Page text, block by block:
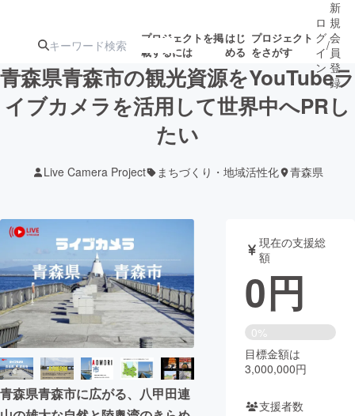
プロジェクトを掲
載するには
はじ
める
プロジェクト
をさがす
注目の新着プロ募集終了が近いプ
テクノロジー・ガジェット
映像・映画 書籍・雑誌
ビジネス・起業 チャレンジ
まちづくり・地域活性化
ロ
グ
イ
ン
/
新
規
会
員
登
録
青森県青森市の観光資源をYouTubeラ
イブカメラを活用して世界中へPRし
たい
Live Camera Project まちづくり・地域活性化 青森県
青森県青森市に広がる、八甲田連
現在の支援総
額
0円
0%
目標金額は
3,000,000円
支援者数